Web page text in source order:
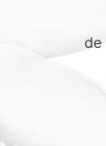
de